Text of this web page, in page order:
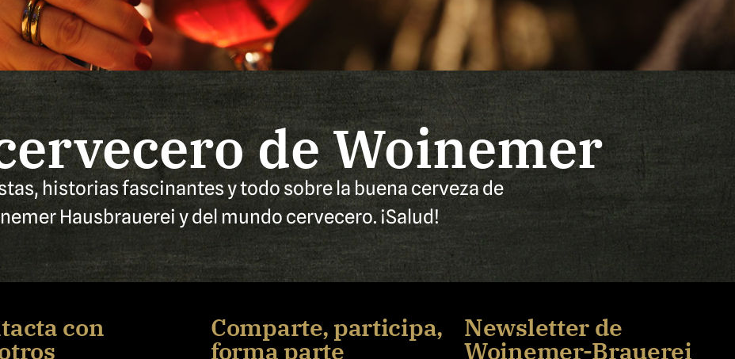
de Woinemer
historias fascinantes y todo sobre la buena cerveza de
Hausbrauerei y del mundo cervecero. ¡Salud!
con Comparte, participa,
forma parte
Newsletter de
Woinemer-Brauerei